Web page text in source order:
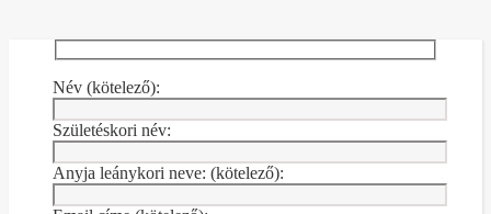
Név (kötelező):
Születéskori név:
Anyja leánykori neve: (kötelező):